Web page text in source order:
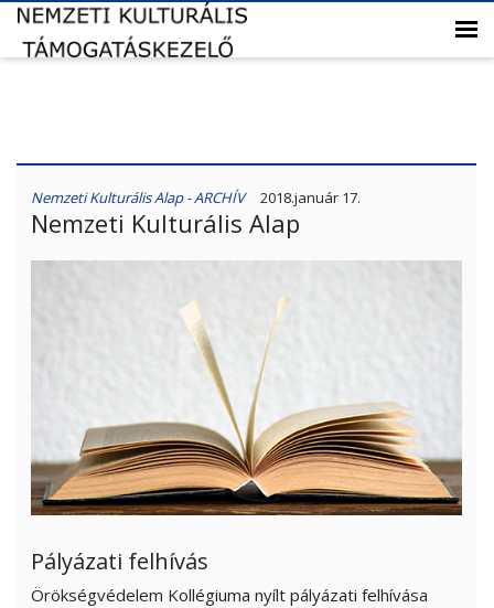
Nemzeti Kulturális Alap - ARCHÍV 2018.január 17.
Nemzeti Kulturális Alap
Pályázati felhívás
Örökségvédelem Kollégiuma nyílt pályázati felhívása